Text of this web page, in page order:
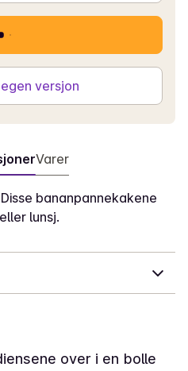
versjon
Varer
bananpannekakene
lunsj.
over i en bolle